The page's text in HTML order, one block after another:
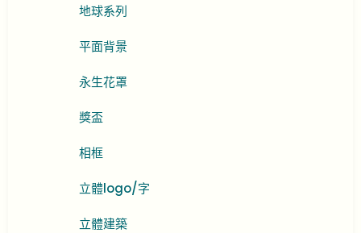
地球系列
平面背景
永生花罩
獎盃
相框
立體logo/字
立體建築